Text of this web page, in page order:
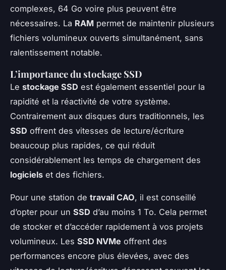
complexes, 64 Go voire plus peuvent être
nécessaires. La RAM permet de maintenir plusieurs
fichiers volumineux ouverts simultanément, sans
ralentissement notable.
L’importance du stockage SSD
Le stockage SSD est également essentiel pour la
rapidité et la réactivité de votre système.
Contrairement aux disques durs traditionnels, les
SSD offrent des vitesses de lecture/écriture
beaucoup plus rapides, ce qui réduit
considérablement les temps de chargement des
logiciels et des fichiers.
Pour une station de travail CAO, il est conseillé
d’opter pour un SSD d’au moins 1 To. Cela permet
de stocker et d’accéder rapidement à vos projets
volumineux. Les SSD NVMe offrent des
performances encore plus élevées, avec des